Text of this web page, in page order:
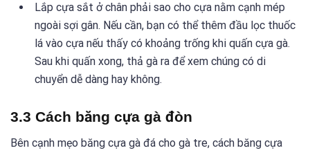
Lắp cựa sắt ở chân phải sao cho cựa nằm cạnh mép
ngoài sợi gân. Nếu cần, bạn có thể thêm đầu lọc thuốc
lá vào cựa nếu thấy có khoảng trống khi quấn cựa gà.
Sau khi quấn xong, thả gà ra để xem chúng có di
chuyển dễ dàng hay không.
3.3 Cách băng cựa gà đòn
Bên cạnh mẹo băng cựa gà đá cho gà tre, cách băng cựa